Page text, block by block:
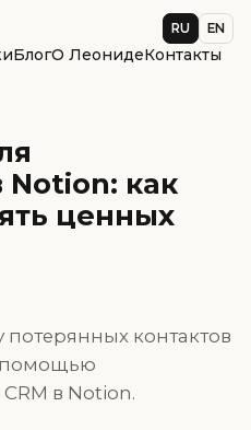
БлогО ЛеонидеКонтакты
RU EN
Notion: как
ценных
контактов
помощью
в Notion.